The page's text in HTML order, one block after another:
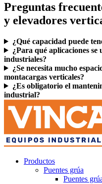
Preguntas
y elevadores
¿Qué capacidad puede
¿Para qué aplicaciones se
industriales?
¿Se necesita mucho
montacargas verticales?
¿Es obligatorio el
industrial?
Productos
Puentes grúa
Puentes